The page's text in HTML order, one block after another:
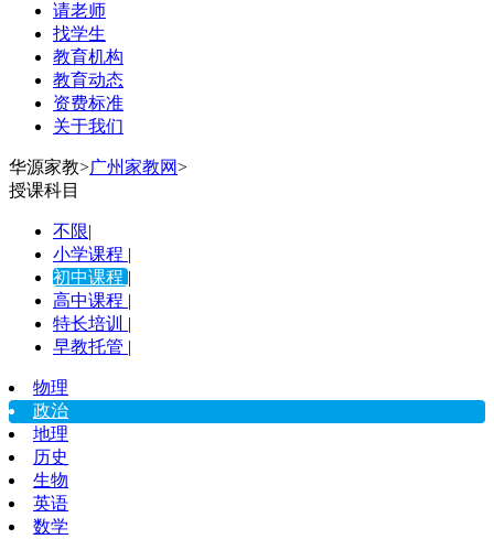
请老师
找学生
教育机构
教育动态
资费标准
关于我们
华源家教>广州家教网>
授课科目
不限|
小学课程 |
初中课程|
高中课程 |
特长培训 |
早教托管 |
物理
政治
地理
历史
生物
英语
数学